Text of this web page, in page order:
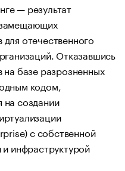
— результат
отечественного
Отказавшись
базе разрозненных
кодом,
на создании
с собственной
инфраструктурой